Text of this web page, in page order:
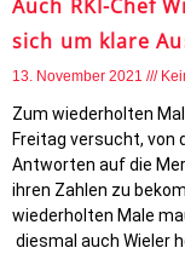
Auch RKI-Chef
sich um klare
13. November 2021
Zum wiederholten
Freitag versucht, von
Antworten auf die
ihren Zahlen zu
wiederholten Male
diesmal auch Wieler